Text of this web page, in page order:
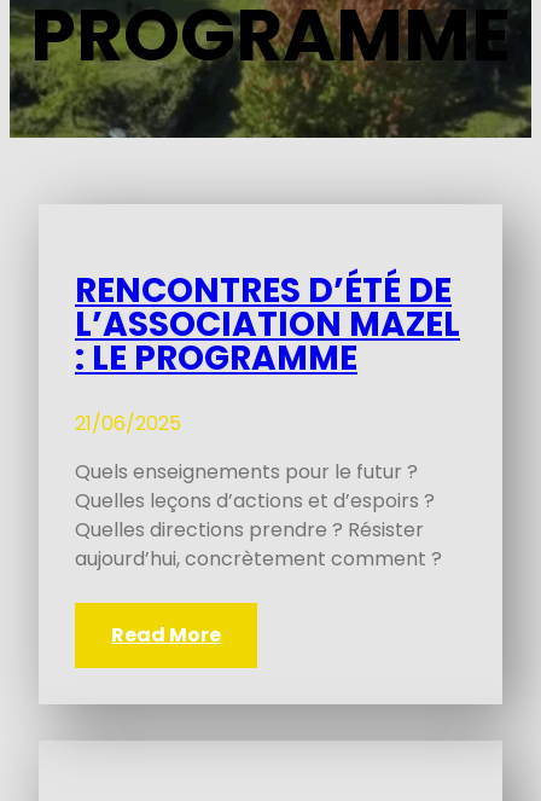
PROGRAMME
RENCONTRES D’ÉTÉ DE
L’ASSOCIATION MAZEL
: LE PROGRAMME
21/06/2025
Quels enseignements pour le futur ?
Quelles leçons d’actions et d’espoirs ?
Quelles directions prendre ? Résister
aujourd’hui, concrètement comment ?
Read More